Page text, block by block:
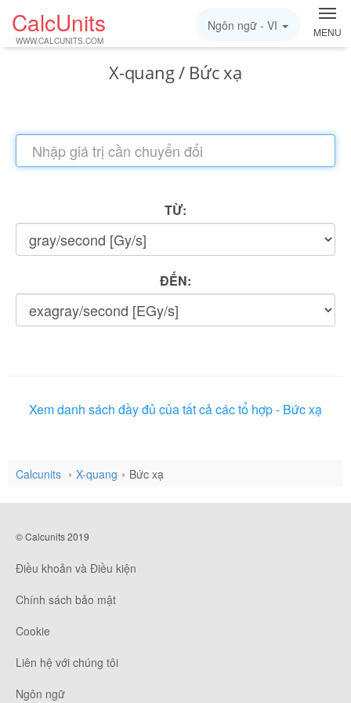
CalcUnits
WWW.CALCUNITS.COM
MENU
Ngôn ngữ - VI
X-quang / Bức xạ
TỪ:
ĐẾN:
Xem danh sách đầy đủ của tất cả các tổ hợp - Bức xạ
Calcunits X-quang Bức xạ
© Calcunits 2019
Điều khoản và Điều kiện
Chính sách bảo mật
Cookie
Liên hệ với chúng tôi
Ngôn ngữ